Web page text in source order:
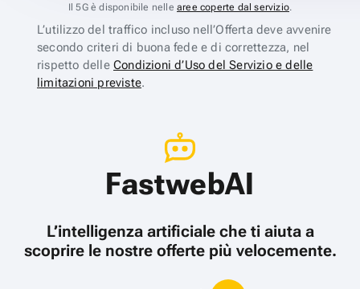
Il 5G è disponibile nelle aree coperte dal servizio.
L’utilizzo del traffico incluso nell’Offerta deve avvenire
secondo criteri di buona fede e di correttezza, nel
rispetto delle Condizioni d’Uso del Servizio e delle
limitazioni previste.
FastwebAI
L’intelligenza artificiale che ti aiuta a
scoprire le nostre offerte più velocemente.